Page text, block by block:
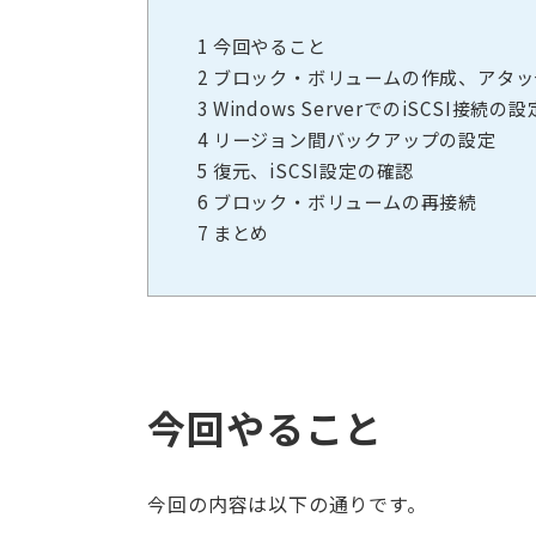
1 今回やること
2 ブロック・ボリュームの作成、アタ
3 Windows ServerでのiSCSI接続の設
4リージョン間バックアップの設定
5 復元、iSCSI設定の確認
6 ブロック・ボリュームの再接続
7 まとめ
今回やること
今回の内容は以下の通りです。